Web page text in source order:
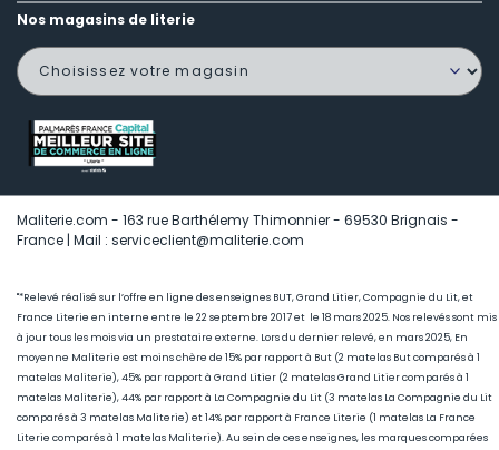
Nos magasins de literie
Maliterie.com - 163 rue Barthélemy Thimonnier - 69530 Brignais -
France | Mail : serviceclient@maliterie.com
"*Relevé réalisé sur l’offre en ligne des enseignes BUT, Grand Litier, Compagnie du Lit, et
France Literie en interne entre le 22 septembre 2017 et le 18 mars 2025. Nos relevés sont mis
à jour tous les mois via un prestataire externe. Lors du dernier relevé, en mars 2025, En
moyenne Maliterie est moins chère de 15% par rapport à But (2 matelas But comparés à 1
matelas Maliterie), 45% par rapport à Grand Litier (2 matelas Grand Litier comparés à 1
matelas Maliterie), 44% par rapport à La Compagnie du Lit (3 matelas La Compagnie du Lit
comparés à 3 matelas Maliterie) et 14% par rapport à France Literie (1 matelas La France
Literie comparés à 1 matelas Maliterie). Au sein de ces enseignes, les marques comparées